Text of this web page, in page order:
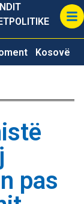
POLITIKE
Kosovë
pas